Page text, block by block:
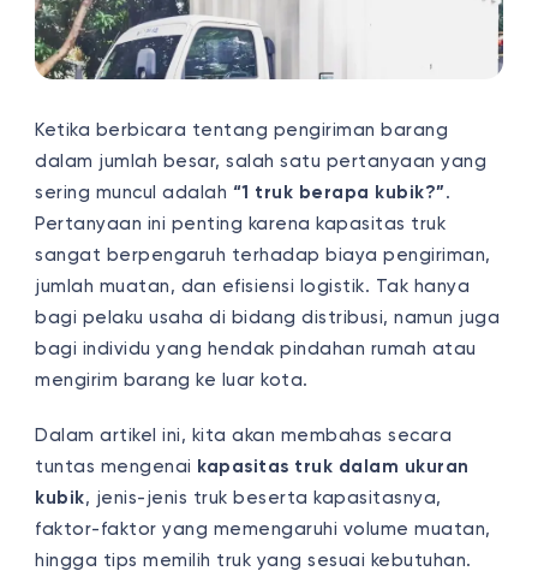
Ketika berbicara tentang pengiriman barang
dalam jumlah besar, salah satu pertanyaan yang
sering muncul adalah “1 truk berapa kubik?” .
Pertanyaan ini penting karena kapasitas truk
sangat berpengaruh terhadap biaya pengiriman,
jumlah muatan, dan efisiensi logistik. Tak hanya
bagi pelaku usaha di bidang distribusi, namun juga
bagi individu yang hendak pindahan rumah atau
mengirim barang ke luar kota.
Dalam artikel ini, kita akan membahas secara
tuntas mengenai kapasitas truk dalam ukuran
kubik, jenis-jenis truk beserta kapasitasnya,
faktor-faktor yang memengaruhi volume muatan,
hingga tips memilih truk yang sesuai kebutuhan.